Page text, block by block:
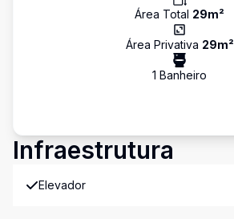
Área Total 29m²
Área Privativa 29m²
1 Banheiro
Infraestrutura
Elevador